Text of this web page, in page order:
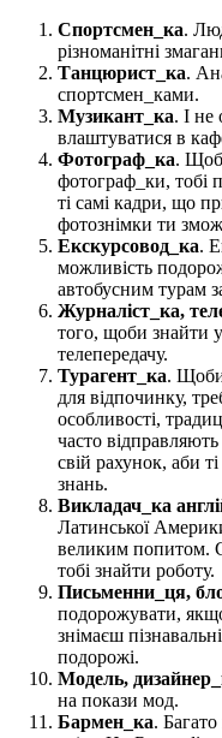
Спортсмен_ка.
різноманітні
Танцюрист_ка.
спортсмен_ками.
Музикант_ка. І не
влаштуватися в
Фотограф_ка.
фотограф_ки, тобі
ті самі кадри, що
фотознімки ти
Екскурсовод_ка.
можливість
автобусним турам
Журналіст_ка,
того, щоби знайти
телепередачу.
Турагент_ка. Щоби
для відпочинку,
особливості,
часто відправляють
свій рахунок, аби
знань.
Викладач_ка
Латинської
великим попитом.
тобі знайти роботу.
Письменни_ця,
подорожувати,
знімаєш
подорожі.
Модель,
на покази мод.
Бармен_ка.